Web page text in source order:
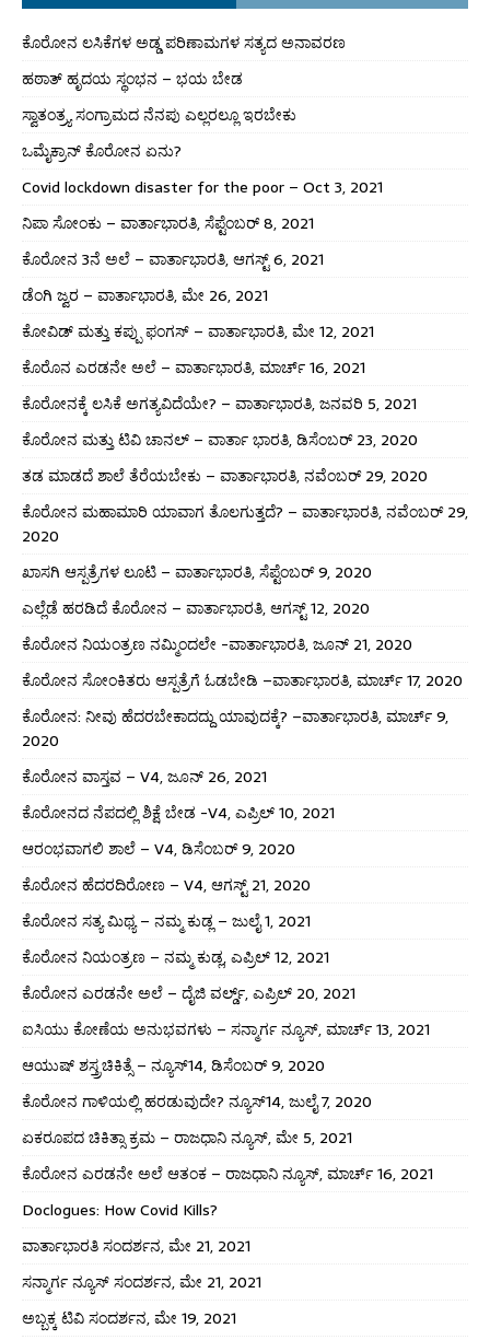
ಕೊರೋನ ಲಸಿಕೆಗಳ ಅಡ್ಡ ಪರಿಣಾಮಗಳ ಸತ್ಯದ ಅನಾವರಣ
ಹಠಾತ್ ಹೃದಯ ಸ್ಥಂಭನ – ಭಯ ಬೇಡ
ಸ್ವಾತಂತ್ರ್ಯ ಸಂಗ್ರಾಮದ ನೆನಪು ಎಲ್ಲರಲ್ಲೂ ಇರಬೇಕು
ಒಮೈಕ್ರಾನ್ ಕೊರೋನ ಏನು?
Covid lockdown disaster for the poor – Oct 3, 2021
ನಿಪಾ ಸೋಂಕು – ವಾರ್ತಾಭಾರತಿ, ಸೆಪ್ಟೆಂಬರ್ 8, 2021
ಕೊರೋನ 3ನೆ ಅಲೆ – ವಾರ್ತಾಭಾರತಿ, ಆಗಸ್ಟ್ 6, 2021
ಡೆಂಗಿ ಜ್ವರ – ವಾರ್ತಾಭಾರತಿ, ಮೇ 26, 2021
ಕೋವಿಡ್ ಮತ್ತು ಕಪ್ಪು ಫಂಗಸ್ – ವಾರ್ತಾಭಾರತಿ, ಮೇ 12, 2021
ಕೊರೊನ ಎರಡನೇ ಅಲೆ – ವಾರ್ತಾಭಾರತಿ, ಮಾರ್ಚ್ 16, 2021
ಕೊರೋನಕ್ಕೆ ಲಸಿಕೆ ಅಗತ್ಯವಿದೆಯೇ? – ವಾರ್ತಾಭಾರತಿ, ಜನವರಿ 5, 2021
ಕೊರೋನ ಮತ್ತು ಟಿವಿ ಚಾನಲ್ – ವಾರ್ತಾ ಭಾರತಿ, ಡಿಸೆಂಬರ್ 23, 2020
ತಡ ಮಾಡದೆ ಶಾಲೆ ತೆರೆಯಬೇಕು – ವಾರ್ತಾಭಾರತಿ, ನವೆಂಬರ್ 29, 2020
ಕೊರೋನ ಮಹಾಮಾರಿ ಯಾವಾಗ ತೊಲಗುತ್ತದೆ? – ವಾರ್ತಾಭಾರತಿ, ನವೆಂಬರ್ 29,
2020
ಖಾಸಗಿ ಆಸ್ಪತ್ರೆಗಳ ಲೂಟಿ – ವಾರ್ತಾಭಾರತಿ, ಸೆಪ್ಟೆಂಬರ್ 9, 2020
ಎಲ್ಲೆಡೆ ಹರಡಿದೆ ಕೊರೋನ – ವಾರ್ತಾಭಾರತಿ, ಆಗಸ್ಟ್ 12, 2020
ಕೊರೋನ ನಿಯಂತ್ರಣ ನಮ್ಮಿಂದಲೇ -ವಾರ್ತಾಭಾರತಿ, ಜೂನ್ 21, 2020
ಕೊರೋನ ಸೋಂಕಿತರು ಆಸ್ಪತ್ರೆಗೆ ಓಡಬೇಡಿ –ವಾರ್ತಾಭಾರತಿ, ಮಾರ್ಚ್ 17, 2020
ಕೊರೋನ: ನೀವು ಹೆದರಬೇಕಾದದ್ದು ಯಾವುದಕ್ಕೆ? –ವಾರ್ತಾಭಾರತಿ, ಮಾರ್ಚ್ 9,
2020
ಕೊರೋನ ವಾಸ್ತವ – V4, ಜೂನ್ 26, 2021
ಕೊರೋನದ ನೆಪದಲ್ಲಿ ಶಿಕ್ಷೆ ಬೇಡ -V4, ಎಪ್ರಿಲ್ 10, 2021
ಆರಂಭವಾಗಲಿ ಶಾಲೆ – V4, ಡಿಸೆಂಬರ್ 9, 2020
ಕೊರೋನ ಹೆದರದಿರೋಣ – V4, ಆಗಸ್ಟ್ 21, 2020
ಕೊರೋನ ಸತ್ಯ ಮಿಥ್ಯ – ನಮ್ಮ ಕುಡ್ಲ – ಜುಲೈ 1, 2021
ಕೊರೋನ ನಿಯಂತ್ರಣ – ನಮ್ಮ ಕುಡ್ಲ, ಎಪ್ರಿಲ್ 12, 2021
ಕೊರೋನ ಎರಡನೇ ಅಲೆ – ದೈಜಿ ವರ್ಲ್ಡ್, ಎಪ್ರಿಲ್ 20, 2021
ಐಸಿಯು ಕೋಣೆಯ ಅನುಭವಗಳು – ಸನ್ಮಾರ್ಗ ನ್ಯೂಸ್, ಮಾರ್ಚ್ 13, 2021
ಆಯುಷ್ ಶಸ್ತ್ರಚಿಕಿತ್ಸೆ – ನ್ಯೂಸ್14, ಡಿಸೆಂಬರ್ 9, 2020
ಕೊರೋನ ಗಾಳಿಯಲ್ಲಿ ಹರಡುವುದೇ? ನ್ಯೂಸ್14, ಜುಲೈ 7, 2020
ಏಕರೂಪದ ಚಿಕಿತ್ಸಾ ಕ್ರಮ – ರಾಜಧಾನಿ ನ್ಯೂಸ್, ಮೇ 5, 2021
ಕೊರೋನ ಎರಡನೇ ಅಲೆ ಆತಂಕ – ರಾಜಧಾನಿ ನ್ಯೂಸ್, ಮಾರ್ಚ್ 16, 2021
Doclogues: How Covid Kills?
ವಾರ್ತಾಭಾರತಿ ಸಂದರ್ಶನ, ಮೇ 21, 2021
ಸನ್ಮಾರ್ಗ ನ್ಯೂಸ್ ಸಂದರ್ಶನ, ಮೇ 21, 2021
ಅಬ್ಬಕ್ಕ ಟಿವಿ ಸಂದರ್ಶನ, ಮೇ 19, 2021